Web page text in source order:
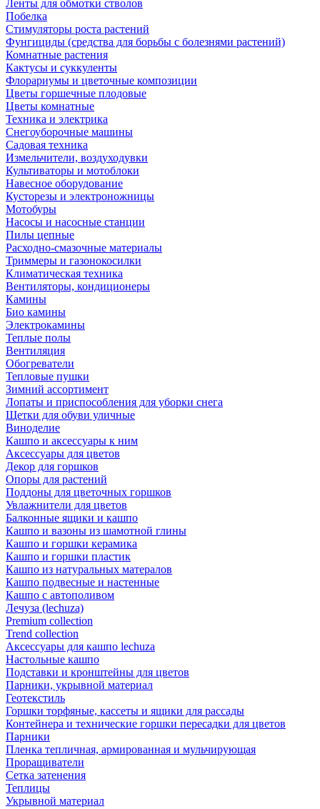
Ленты для обмотки стволов
Побелка
Стимуляторы роста растений
Фунгициды (средства для борьбы с болезнями растений)
Комнатные растения
Кактусы и суккуленты
Флорариумы и цветочные композиции
Цветы горшечные плодовые
Цветы комнатные
Техника и электрика
Снегоуборочные машины
Садовая техника
Измельчители, воздуходувки
Культиваторы и мотоблоки
Навесное оборудование
Кусторезы и электроножницы
Мотобуры
Насосы и насосные станции
Пилы цепные
Расходно-смазочные материалы
Триммеры и газонокосилки
Климатическая техника
Вентиляторы, кондиционеры
Камины
Био камины
Электрокамины
Теплые полы
Вентиляция
Обогреватели
Тепловые пушки
Зимний ассортимент
Лопаты и приспособления для уборки снега
Щетки для обуви уличные
Виноделие
Кашпо и аксессуары к ним
Аксессуары для цветов
Декор для горшков
Опоры для растений
Поддоны для цветочных горшков
Увлажнители для цветов
Балконные ящики и кашпо
Кашпо и вазоны из шамотной глины
Кашпо и горшки керамика
Кашпо и горшки пластик
Кашпо из натуральных матералов
Кашпо подвесные и настенные
Кашпо с автополивом
Лечуза (lechuza)
Premium collection
Trend collection
Аксессуары для кашпо lechuza
Настольные кашпо
Подставки и кронштейны для цветов
Парники, укрывной материал
Геотекстиль
Горшки торфяные, кассеты и ящики для рассады
Контейнера и технические горшки пересадки для цветов
Парники
Пленка тепличная, армированная и мульчирующая
Проращиватели
Сетка затенения
Теплицы
Укрывной материал